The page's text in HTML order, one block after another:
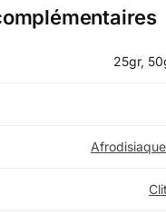
25gr,
Afrodisiaque